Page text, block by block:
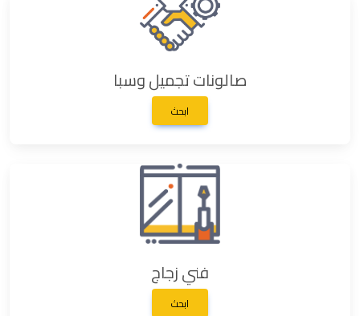
صالونات تجميل وسبا
ابحث
فني زجاج
ابحث